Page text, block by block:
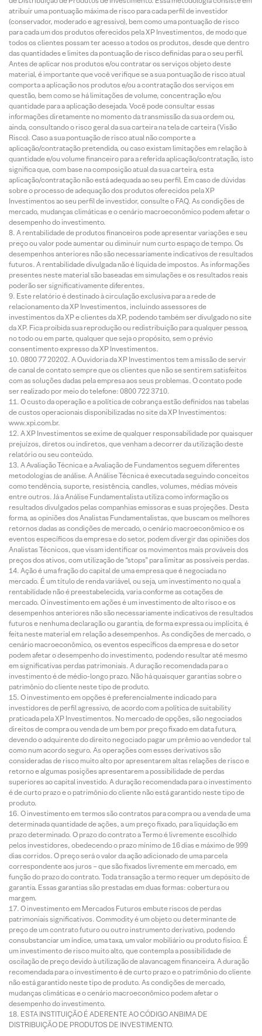
atribuir uma pontuação máxima de risco para cada perfil de investidor
(conservador, moderado e agressivo), bem como uma pontuação de risco
para cada um dos produtos oferecidos pela XP Investimentos, de modo que
todos os clientes possam ter acesso a todos os produtos, desde que dentro
das quantidades e limites da pontuação de risco definidas para o seu perfil.
Antes de aplicar nos produtos e/ou contratar os serviços objeto deste
material, é importante que você verifique se a sua pontuação de risco atual
comporta a aplicação nos produtos e/ou a contratação dos serviços em
questão, bem como se há limitações de volume, concentração e/ou
quantidade para a aplicação desejada. Você pode consultar essas
informações diretamente no momento da transmissão da sua ordem ou,
ainda, consultando o risco geral da sua carteira na tela de carteira (Visão
Risco). Caso a sua pontuação de risco atual não comporte a
aplicação/contratação pretendida, ou caso existam limitações em relação à
quantidade e/ou volume financeiro para a referida aplicação/contratação, isto
significa que, com base na composição atual da sua carteira, esta
aplicação/contratação não está adequada ao seu perfil. Em caso de dúvidas
sobre o processo de adequação dos produtos oferecidos pela XP
Investimentos ao seu perfil de investidor, consulte o FAQ. As condições de
mercado, mudanças climáticas e o cenário macroeconômico podem afetar o
desempenho do investimento.
A rentabilidade de produtos financeiros pode apresentar variações e seu
preço ou valor pode aumentar ou diminuir num curto espaço de tempo. Os
desempenhos anteriores não são necessariamente indicativos de resultados
futuros. A rentabilidade divulgada não é líquida de impostos. As informações
presentes neste material são baseadas em simulações e os resultados reais
poderão ser significativamente diferentes.
Este relatório é destinado à circulação exclusiva para a rede de
relacionamento da XP Investimentos, incluindo assessores de
investimentos da XP e clientes da XP, podendo também ser divulgado no site
da XP. Fica proibida sua reprodução ou redistribuição para qualquer pessoa,
no todo ou em parte, qualquer que seja o propósito, sem o prévio
consentimento expresso da XP Investimentos.
0800 77 20202. A Ouvidoria da XP Investimentos tem a missão de servir
de canal de contato sempre que os clientes que não se sentirem satisfeitos
com as soluções dadas pela empresa aos seus problemas. O contato pode
ser realizado por meio do telefone: 0800 722 3710.
O custo da operação e a política de cobrança estão definidos nas tabelas
de custos operacionais disponibilizadas no site da XP Investimentos:
www.xpi.com.br.
A XP Investimentos se exime de qualquer responsabilidade por quaisquer
prejuízos, diretos ou indiretos, que venham a decorrer da utilização deste
relatório ou seu conteúdo.
A Avaliação Técnica e a Avaliação de Fundamentos seguem diferentes
metodologias de análise. A Análise Técnica é executada seguindo conceitos
como tendência, suporte, resistência, candles, volumes, médias móveis
entre outros. Já a Análise Fundamentalista utiliza como informação os
resultados divulgados pelas companhias emissoras e suas projeções. Desta
forma, as opiniões dos Analistas Fundamentalistas, que buscam os melhores
retornos dadas as condições de mercado, o cenário macroeconômico e os
eventos específicos da empresa e do setor, podem divergir das opiniões dos
Analistas Técnicos, que visam identificar os movimentos mais prováveis dos
preços dos ativos, com utilização de “stops” para limitar as possíveis perdas.
Ação é uma fração do capital de uma empresa que é negociada no
mercado. É um título de renda variável, ou seja, um investimento no qual a
rentabilidade não é preestabelecida, varia conforme as cotações de
mercado. O investimento em ações é um investimento de alto risco e os
desempenhos anteriores não são necessariamente indicativos de resultados
futuros e nenhuma declaração ou garantia, de forma expressa ou implícita, é
feita neste material em relação a desempenhos. As condições de mercado, o
cenário macroeconômico, os eventos específicos da empresa e do setor
podem afetar o desempenho do investimento, podendo resultar até mesmo
em significativas perdas patrimoniais. A duração recomendada para o
investimento é de médio-longo prazo. Não há quaisquer garantias sobre o
patrimônio do cliente neste tipo de produto.
O investimento em opções é preferencialmente indicado para
investidores de perfil agressivo, de acordo com a política de suitability
praticada pela XP Investimentos. No mercado de opções, são negociados
direitos de compra ou venda de um bem por preço fixado em data futura,
devendo o adquirente do direito negociado pagar um prêmio ao vendedor tal
como num acordo seguro. As operações com esses derivativos são
consideradas de risco muito alto por apresentarem altas relações de risco e
retorno e algumas posições apresentarem a possibilidade de perdas
superiores ao capital investido. A duração recomendada para o investimento
é de curto prazo e o patrimônio do cliente não está garantido neste tipo de
produto.
O investimento em termos são contratos para compra ou a venda de uma
determinada quantidade de ações, a um preço fixado, para liquidação em
prazo determinado. O prazo do contrato a Termo é livremente escolhido
pelos investidores, obedecendo o prazo mínimo de 16 dias e máximo de 999
dias corridos. O preço será o valor da ação adicionado de uma parcela
correspondente aos juros – que são fixados livremente em mercado, em
função do prazo do contrato. Toda transação a termo requer um depósito de
garantia. Essas garantias são prestadas em duas formas: cobertura ou
margem.
O investimento em Mercados Futuros embute riscos de perdas
patrimoniais significativos. Commodity é um objeto ou determinante de
preço de um contrato futuro ou outro instrumento derivativo, podendo
consubstanciar um índice, uma taxa, um valor mobiliário ou produto físico. É
um investimento de risco muito alto, que contempla a possibilidade de
oscilação de preço devido à utilização de alavancagem financeira. A duração
recomendada para o investimento é de curto prazo e o patrimônio do cliente
não está garantido neste tipo de produto. As condições de mercado,
mudanças climáticas e o cenário macroeconômico podem afetar o
desempenho do investimento.
ESTA INSTITUIÇÃO É ADERENTE AO CÓDIGO ANBIMA DE
DISTRIBUIÇÃO DE PRODUTOS DE INVESTIMENTO.